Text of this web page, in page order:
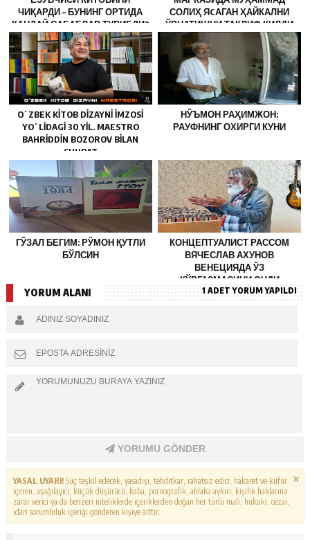
ЧИҚАРДИ – БУНИНГ ОРТИДА
ҚАНДАЙ САБАБЛАР ТУРИБДИ?
СОЛИҲ ЯCАГАН ҲАЙКАЛНИ
ЎРНАТИШНИ ТАКЛИФ ҚИЛДИ
OʻZBEK KITOB DIZAYNI IMZOSI
YOʻLIDAGI 30 YIL. MAESTRO
BAHRIDDIN BOZOROV BILAN
SUHBAT
НЎЪМОН РАҲИМЖОН:
РАУФНИНГ ОХИРГИ КУНИ
ГЎЗАЛ БЕГИМ: РЎМОН ҚУТЛИ
БЎЛСИН
КОНЦЕПТУАЛИСТ РАССОМ
ВЯЧЕСЛАВ АХУНОВ
ВЕНЕЦИЯДА ЎЗ
КЎРГАЗМАСИНИ ОЧДИ
YORUM ALANI 1 ADET YORUM YAPILDI
YORUMU GÖNDER
YASAL UYARI!Suç teşkil edecek, yasadışı, tehditkar, rahatsız edici, hakaret ve küfür
içeren, aşağılayıcı, küçük düşürücü, kaba, pornografik, ahlaka aykırı, kişilik haklarına
zarar verici ya da benzeri niteliklerde içeriklerden doğan her türlü mali, hukuki, cezai,
idari sorumluluk içeriği gönderen kişiye aittir.